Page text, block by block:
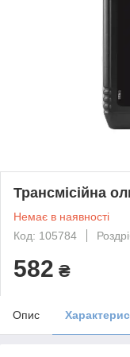
Трансмісійна
Немає в наявності
Код: 105784
582 ₴
Опис